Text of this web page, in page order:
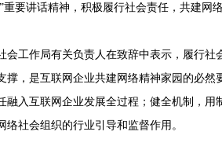
重要讲话精神，积极履行社会责任，共建网
工作局有关负责人在致辞中表示，履行社
撑，是互联网企业共建网络精神家园的必
融入互联网企业发展全过程；健全机制，
络社会组织的行业引导和监督作用。